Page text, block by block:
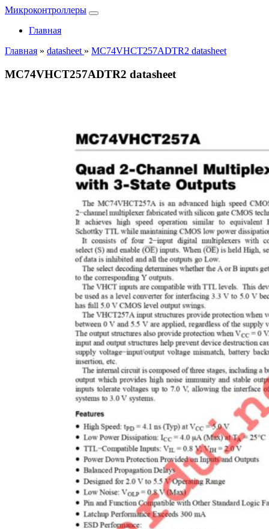
Микроконтроллеры
Главная
Главная » datasheet » MC74VHCT257ADTR2 datasheet
MC74VHCT257ADTR2 datasheet